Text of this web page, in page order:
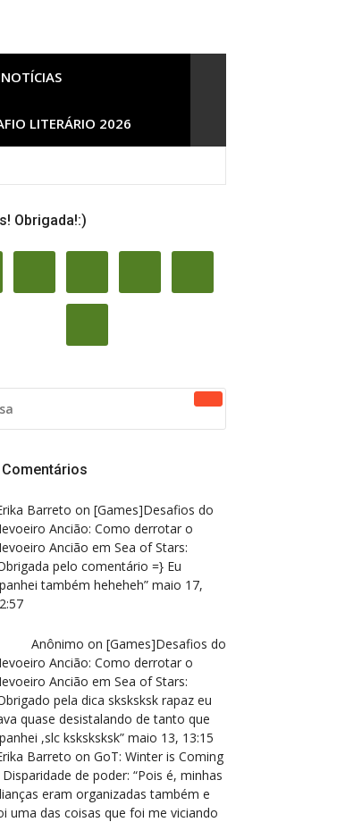
NOTÍCIAS
LITERÁRIO 2026
e mais]
Obrigada!:)
Barreto on [Games]Desafios do
Ancião: Como derrotar o
Ancião em Sea of Stars:
pelo comentário =} Eu
também heheheh” maio 17,
Anônimo on [Games]Desafios do
Ancião: Como derrotar o
Ancião em Sea of Stars:
pela dica sksksksk rapaz eu
quase desistalando de tanto que
,slc ksksksksk” maio 13, 13:15
Barreto on GoT: Winter is Coming
Disparidade de poder: “Pois é, minhas
eram organizadas também e
uma das coisas que foi me viciando